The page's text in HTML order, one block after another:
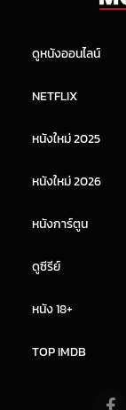
ดูหนังออนไลน์
หนังจีน
NETFLIX
หนังใหม่ 2025
หนังใหม่ 2026
หนังการ์ตูน
ดูซีรีย์
หนัง 18+
TOP IMDB